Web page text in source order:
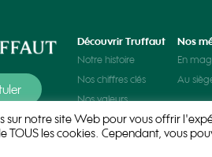
Découvrir Truffaut
Notre histoire
Nos chiffres clés
Nos valeurs
Nos univers
Nos
En
Au
sur notre site Web pour vous offrir
TOUS les cookies. Cependant, vous